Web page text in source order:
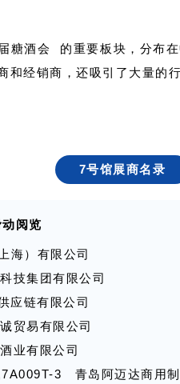
糖酒会
的重要板块，分布
和经销商，还吸引了大量的
7号馆展商名录
阅览
海）有限公司
技集团有限公司
应链有限公司
贸易有限公司
业有限公司
3 青岛阿迈达商用制